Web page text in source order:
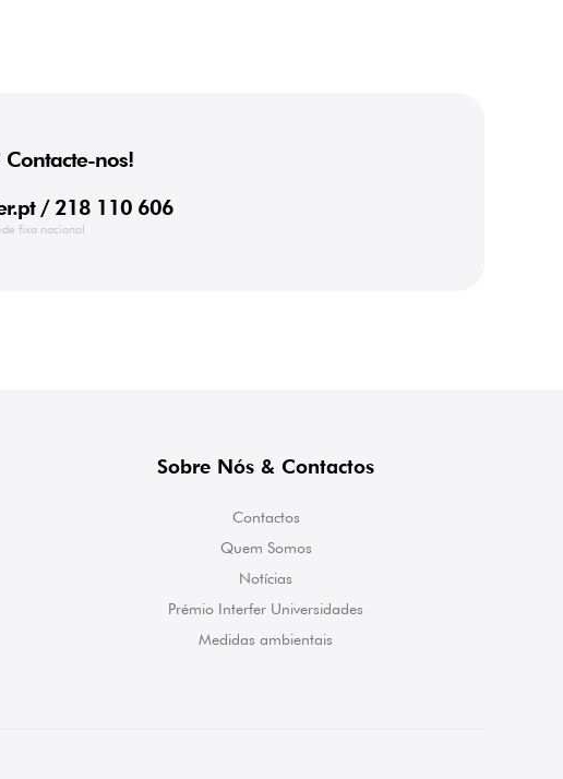
Contacte-nos!
/ 218 110 606
fixa nacional
Sobre Nós & Contactos
Contactos
Quem Somos
Notícias
Prémio Interfer Universidades
Medidas ambientais